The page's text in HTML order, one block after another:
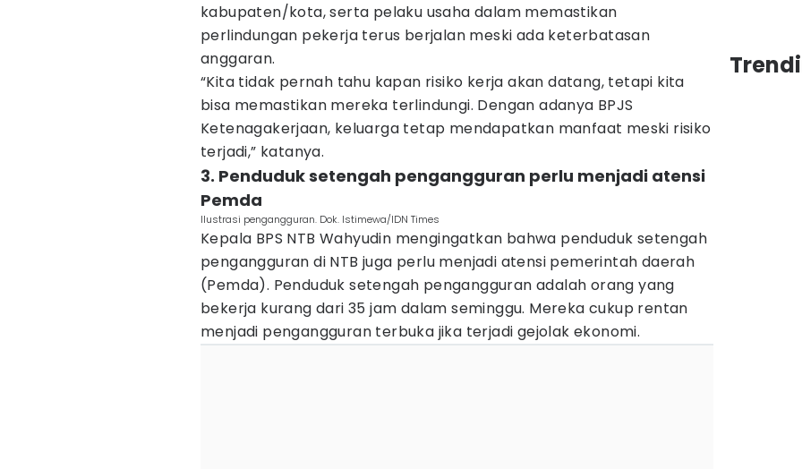
kabupaten/kota, serta pelaku usaha dalam memastikan
perlindungan pekerja terus berjalan meski ada keterbatasan
anggaran.
“Kita tidak pernah tahu kapan risiko kerja akan datang, tetapi kita
bisa memastikan mereka terlindungi. Dengan adanya BPJS
Ketenagakerjaan, keluarga tetap mendapatkan manfaat meski risiko
terjadi,” katanya.
3. Penduduk setengah pengangguran perlu menjadi atensi
Pemda
Ilustrasi pengangguran. Dok. Istimewa/IDN Times
Kepala BPS NTB Wahyudin mengingatkan bahwa penduduk setengah
pengangguran di NTB juga perlu menjadi atensi pemerintah daerah
(Pemda). Penduduk setengah pengangguran adalah orang yang
bekerja kurang dari 35 jam dalam seminggu. Mereka cukup rentan
menjadi pengangguran terbuka jika terjadi gejolak ekonomi.